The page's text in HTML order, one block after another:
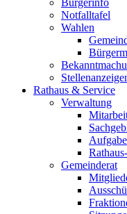
Bürgerinfo
Notfalltafel
Wahlen
Rathaus & Service
Verwaltung
Gemeinderat